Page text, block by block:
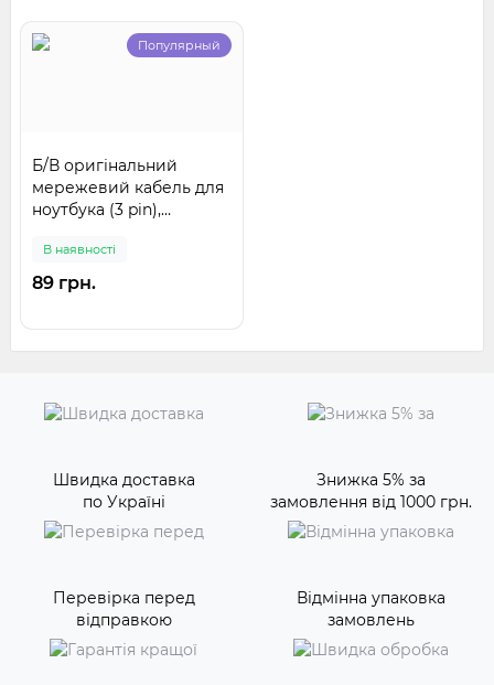
Популярный
Б/В оригінальний
мережевий кабель для
ноутбука (3 pin),
В наявності
89 грн.
Швидка доставка
по Україні
Знижка 5% за
замовлення від 1000 грн.
Перевірка перед
відправкою
Відмінна упаковка
замовлень